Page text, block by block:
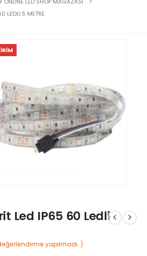
LEDLI 5 METRE
Led IP65 60 Ledli
yapılmadı. )